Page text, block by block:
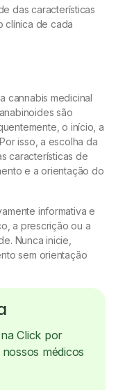
das características
clínica de cada
cannabis medicinal
são
o início, a
isso, a escolha da
características de
e a orientação do
informativa e
a prescrição ou a
Nunca inicie,
sem orientação
Click por
médicos